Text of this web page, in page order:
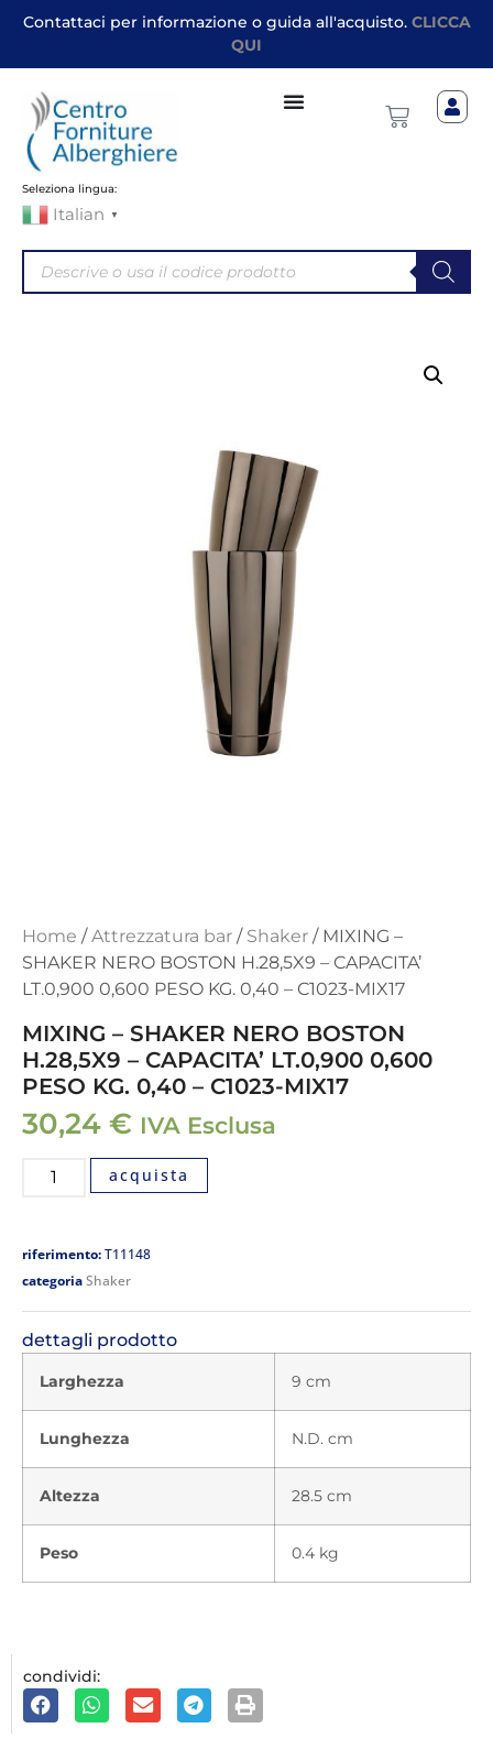
Contattaci per informazione o guida all'acquisto. CLICCA
QUI
Seleziona lingua:
Italian ▼
Home /Attrezzatura bar / Shaker / MIXING –
SHAKER NERO BOSTON H.28,5X9 – CAPACITA’
LT.0,900 0,600 PESO KG. 0,40 – C1023-MIX17
MIXING – SHAKER NERO BOSTON
H.28,5X9 – CAPACITA’ LT.0,900 0,600
PESO KG. 0,40 – C1023-MIX17
30,24 € IVA Esclusa
acquista
riferimento:T11148
categoriaShaker
dettagli prodotto
Larghezza 9 cm
Lunghezza N.D. cm
Altezza 28.5 cm
Peso 0.4 kg
condividi: